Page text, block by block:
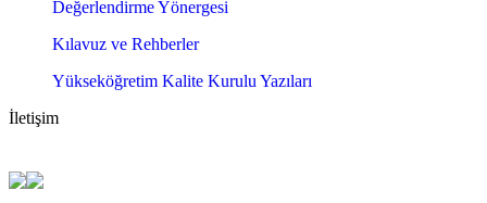
Değerlendirme Yönergesi
Kılavuz ve Rehberler
Yükseköğretim Kalite Kurulu Yazıları
İletişim